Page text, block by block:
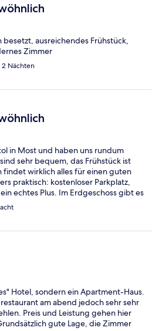
besetzt, ausreichendes Frühstück,
Zimmer
2 Nächten
in Most und haben uns rundum
sehr bequem, das Frühstück ist
findet wirklich alles für einen guten
praktisch: kostenloser Parkplatz,
echtes Plus. Im Erdgeschoss gibt es
auch das Frühstück angeboten
man kommt schnell überall
ist: Das Hotel wirkt sehr sicher, die
– das gibt ein gutes Gefühl,
Fazit: Sehr gutes Stadthotel – wir
Hotel, sondern ein Apartment-Haus.
am abend jedoch sehr sehr
Preis und Leistung gehen hier
gute Lage, die Zimmer